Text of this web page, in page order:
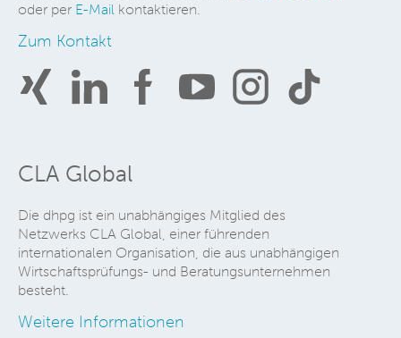
oder per E-Mail kontaktieren.
Zum Kontakt
CLA Global
Die dhpg ist ein unabhängiges Mitglied des
Netzwerks CLA Global, einer führenden
internationalen Organisation, die aus unabhängigen
Wirtschaftsprüfungs- und Beratungsunternehmen
besteht.
Weitere Informationen